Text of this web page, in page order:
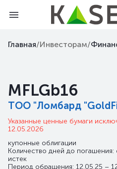
Главная/Инвесторам/
MFLGb16
ТОО "Ломбард
Указанные ценные бумаги
12.05.2026
купонные облигации
Количество дней до
истек
Период обращения: 12.05.25 –